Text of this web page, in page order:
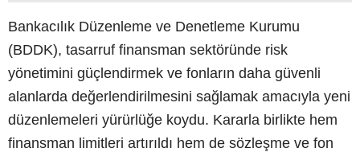
Bankacılık Düzenleme ve Denetleme Kurumu
(BDDK), tasarruf finansman sektöründe risk
yönetimini güçlendirmek ve fonların daha güvenli
alanlarda değerlendirilmesini sağlamak amacıyla yeni
düzenlemeleri yürürlüğe koydu. Kararla birlikte hem
finansman limitleri artırıldı hem de sözleşme ve fon